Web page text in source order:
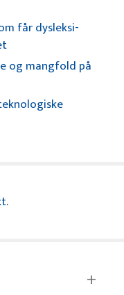
får dysleksi-
og mangfold på
.